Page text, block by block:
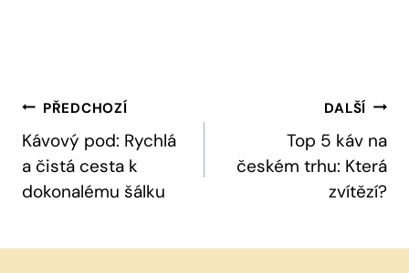
Navigace
Pro
Příspěvek
PŘEDCHOZÍ
Kávový pod: Rychlá
a čistá cesta k
dokonalému šálku
DALŠÍ
Top 5 káv na
českém trhu: Která
zvítězí?